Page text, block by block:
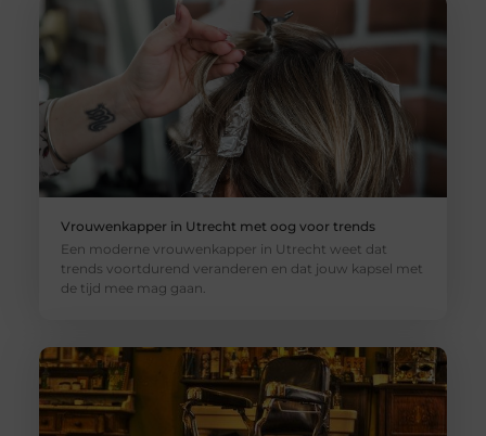
Vrouwenkapper in Utrecht met oog voor trends
Een moderne vrouwenkapper in Utrecht weet dat
trends voortdurend veranderen en dat jouw kapsel met
de tijd mee mag gaan.